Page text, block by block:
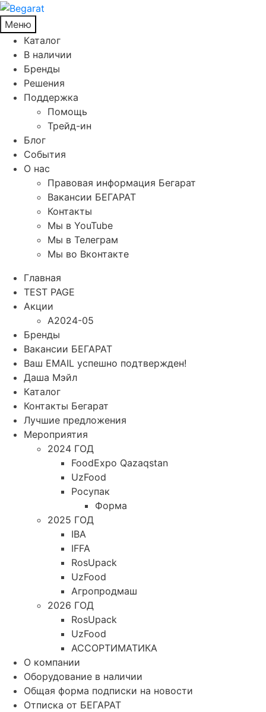
Меню
Каталог
В наличии
Бренды
Решения
Поддержка
Помощь
Трейд-ин
Блог
События
О нас
Правовая информация Бегарат
Вакансии БЕГАРАТ
Контакты
Мы в YouTube
Мы в Телеграм
Мы во Вконтакте
Главная
TEST PAGE
Акции
A2024-05
Бренды
Вакансии БЕГАРАТ
Ваш EMAIL успешно подтвержден!
Даша Мэйл
Каталог
Контакты Бегарат
Лучшие предложения
Мероприятия
2024 ГОД
FoodExpo Qazaqstan
UzFood
Росупак
Форма
2025 ГОД
IBA
IFFA
RosUpack
UzFood
Агропродмаш
2026 ГОД
RosUpack
UzFood
АССОРТИМАТИКА
О компании
Оборудование в наличии
Общая форма подписки на новости
Отписка от БЕГАРАТ